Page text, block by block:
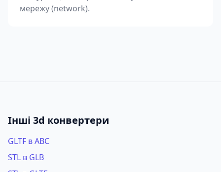
мережу (network).
Інші 3d конвертери
GLTF в ABC
STL в GLB